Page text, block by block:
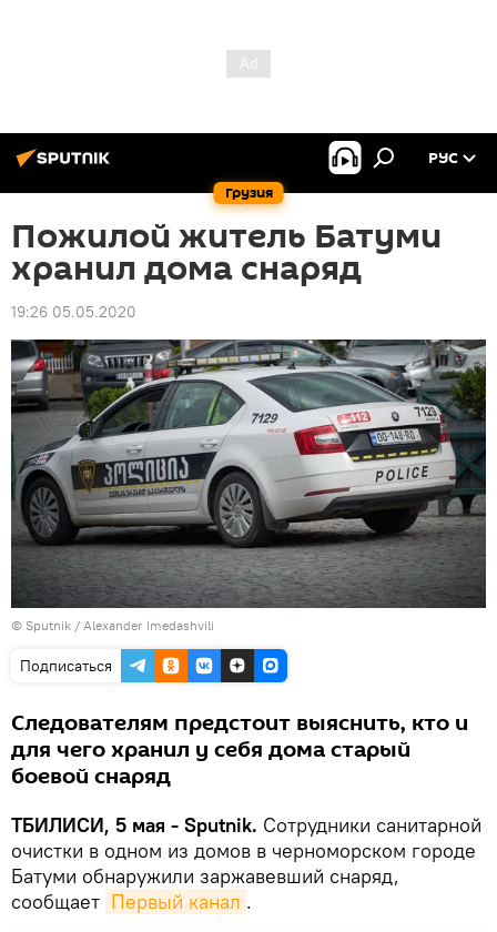
Грузия
РУС
Пожилой житель Батуми
хранил дома снаряд
19:26 05.05.2020
© Sputnik / Alexander Imedashvili
Подписаться
Следователям предстоит выяснить, кто и
для чего хранил у себя дома старый
боевой снаряд
ТБИЛИСИ, 5 мая - Sputnik. Сотрудники санитарной
очистки в одном из домов в черноморском городе
Батуми обнаружили заржавевший снаряд,
сообщает Первый канал .